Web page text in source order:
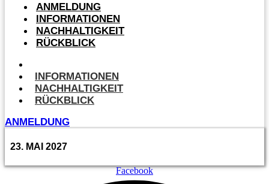
ANMELDUNG
INFORMATIONEN
NACHHALTIGKEIT
RÜCKBLICK
INFORMATIONEN
NACHHALTIGKEIT
RÜCKBLICK
ANMELDUNG
23. MAI 2027
Facebook